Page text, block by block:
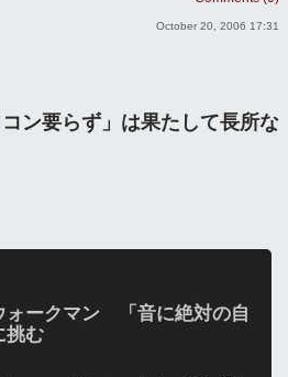
October 20, 2006 17:31
ン要らず」は果たして長所な
ォークマン 「音に絶対の自
挑む